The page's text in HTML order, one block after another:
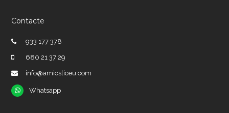
Contacte
933 177 378
680 21 37 29
info@amicsliceu.com
Whatsapp
Whatsapp